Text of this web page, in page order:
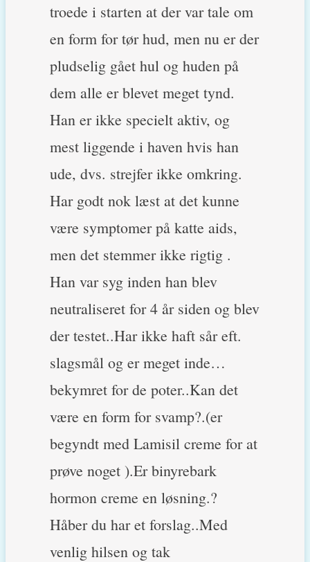
troede i starten at der var tale om
en form for tør hud, men nu er der
pludselig gået hul og huden på
dem alle er blevet meget tynd.
Han er ikke specielt aktiv, og
mest liggende i haven hvis han
ude, dvs. strejfer ikke omkring.
Har godt nok læst at det kunne
være symptomer på katte aids,
men det stemmer ikke rigtig .
Han var syg inden han blev
neutraliseret for 4 år siden og blev
der testet..Har ikke haft sår eft.
slagsmål og er meget inde…
bekymret for de poter..Kan det
være en form for svamp?.(er
begyndt med Lamisil creme for at
prøve noget ).Er binyrebark
hormon creme en løsning.?
Håber du har et forslag..Med
venlig hilsen og tak